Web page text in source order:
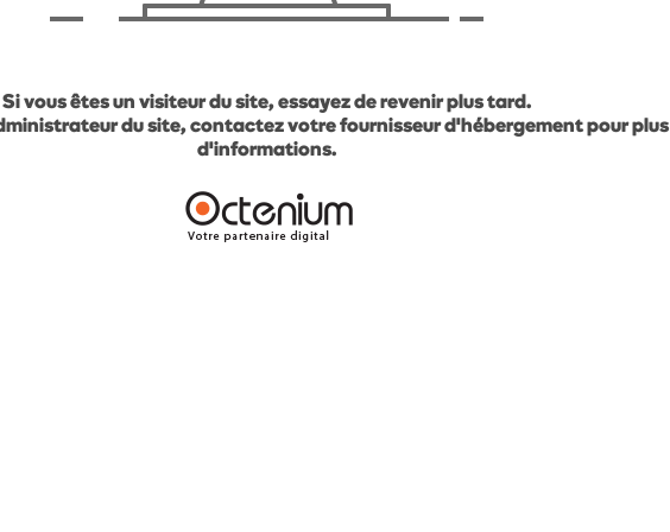
Si vous êtes un visiteur du site, essayez de revenir plus tard.
du site, contactez votre fournisseur d'hébergement pour plus
d'informations.